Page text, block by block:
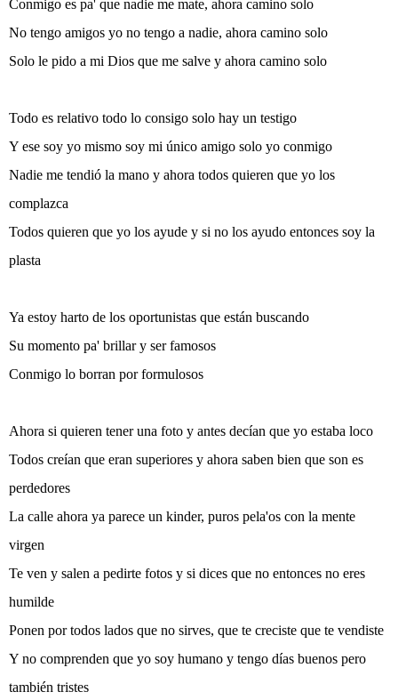
Conmigo es pa' que nadie me mate, ahora camino solo
No tengo amigos yo no tengo a nadie, ahora camino solo
Solo le pido a mi Dios que me salve y ahora camino solo
Todo es relativo todo lo consigo solo hay un testigo
Y ese soy yo mismo soy mi único amigo solo yo conmigo
Nadie me tendió la mano y ahora todos quieren que yo los
complazca
Todos quieren que yo los ayude y si no los ayudo entonces soy la
plasta
Ya estoy harto de los oportunistas que están buscando
Su momento pa' brillar y ser famosos
Conmigo lo borran por formulosos
Ahora si quieren tener una foto y antes decían que yo estaba loco
Todos creían que eran superiores y ahora saben bien que son es
perdedores
La calle ahora ya parece un kinder, puros pela'os con la mente
virgen
Te ven y salen a pedirte fotos y si dices que no entonces no eres
humilde
Ponen por todos lados que no sirves, que te creciste que te vendiste
Y no comprenden que yo soy humano y tengo días buenos pero
también tristes